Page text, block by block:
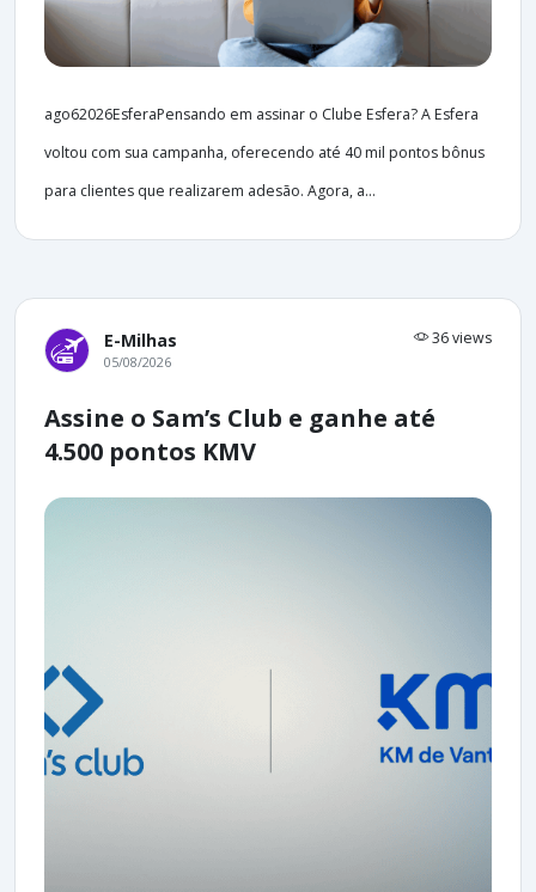
ago62026EsferaPensando em assinar o Clube Esfera? A Esfera
voltou com sua campanha, oferecendo até 40 mil pontos bônus
para clientes que realizarem adesão. Agora, a...
E-Milhas 36 views
05/08/2026
Assine o Sam’s Club e ganhe até
4.500 pontos KMV